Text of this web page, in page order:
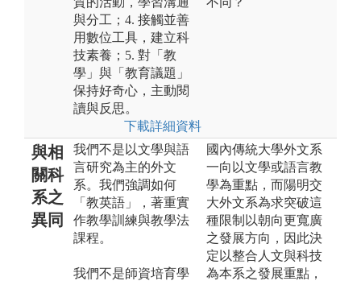
與分工；4. 接觸並善
用數位工具，建立科
技素養；5. 對「教
學」與「教育議題」
保持好奇心，主動閱
讀與反思。
下載詳細資料
與相
關科
系之
異同
我們不是以文學與語
言研究為主的外文
系。我們強調如何
「教英語」，著重實
作教學訓練與教學法
課程。
我們不是師資培育學
國內傳統大學外文系
一向以文學或語言教
學為重點，而陽明交
大外文系為求突破這
種限制以朝向更寬廣
之發展方向，因此決
定以整合人文與科技
為本系之發展重點，